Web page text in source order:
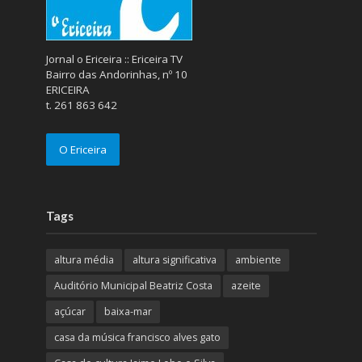
Jornal o Ericeira :: Ericeira TV
Bairro das Andorinhas, nº 10
ERICEIRA
t. 261 863 642
O Ericeira
Tags
altura média altura significativa
ambiente
Auditório Municipal Beatriz Costa
azeite
açúcar
baixa-mar
casa da música francisco alves gato